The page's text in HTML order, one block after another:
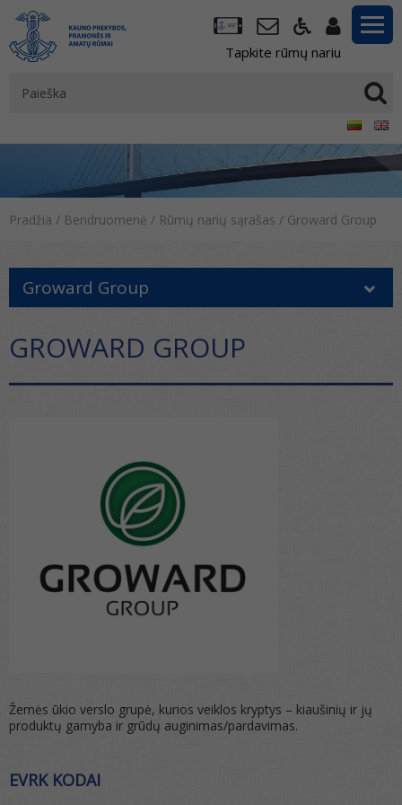
Tapkite rūmų nariu
Pradžia / Bendruomenė / Rūmų narių sąrašas / Groward Group
Groward Group
GROWARD GROUP
Žemės ūkio verslo grupė, kurios veiklos kryptys – kiaušinių ir jų
produktų gamyba ir grūdų auginimas/pardavimas.
EVRK KODAI